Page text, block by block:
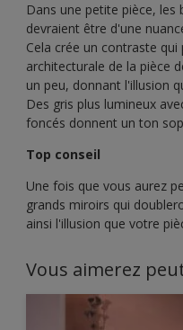
Dans une petite pièce,
devraient être d'une
Cela crée un contraste
architecturale de la pièce
un peu, donnant l'illusion
Des gris plus lumineux
foncés donnent un ton
Top conseil
Une fois que vous aurez
grands miroirs qui
ainsi l'illusion que votre
Vous aimerez